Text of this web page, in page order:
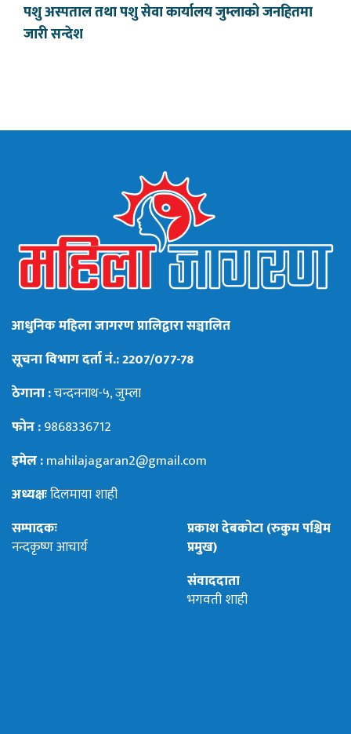
पशु अस्पताल तथा पशु सेवा कार्यालय जुम्लाको जनहितमा
जारी सन्देश
आधुनिक महिला जागरण प्रालिद्वारा सञ्चालित
सूचना विभाग दर्ता नं.: 2207/077-78
ठेगाना :चन्दननाथ-५, जुम्ला
फोन :9868336712
इमेल :mahilajagaran2@gmail.com
अध्यक्षःदिलमाया शाही
सम्पादकः
नन्दकृष्ण आचार्य
प्रकाश देबकोटा (रुकुम पश्चिम
प्रमुख)
संवाददाता
भगवती शाही